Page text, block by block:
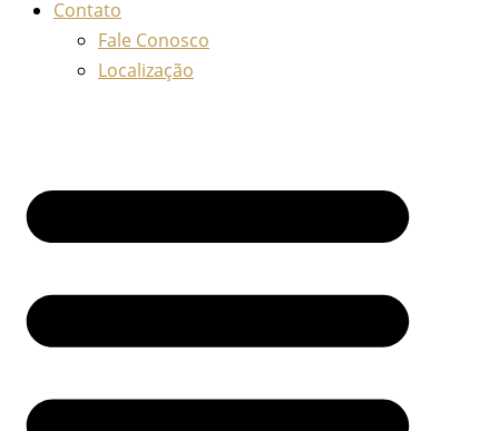
Contato
Fale Conosco
Localização